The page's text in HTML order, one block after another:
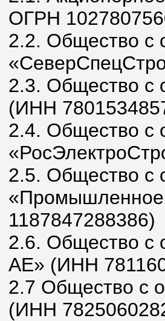
ОГРН
2.2. Общество с
2.3. Общество с
(ИНН
2.4. Общество с
2.5. Общество с
1187847288386)
2.6. Общество с
АЕ» (ИНН
2.7 Общество с
(ИНН